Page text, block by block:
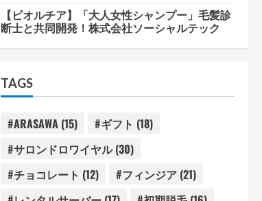
【ビオルチア】「大人女性シャンプー」毛髪診
断士と共同開発！株式会社ソーシャルテック
TAGS
#ARASAWA(15) #ギフト (18)
#サロンドロワイヤル(30)
#チョコレート (12) #フィンジア(21)